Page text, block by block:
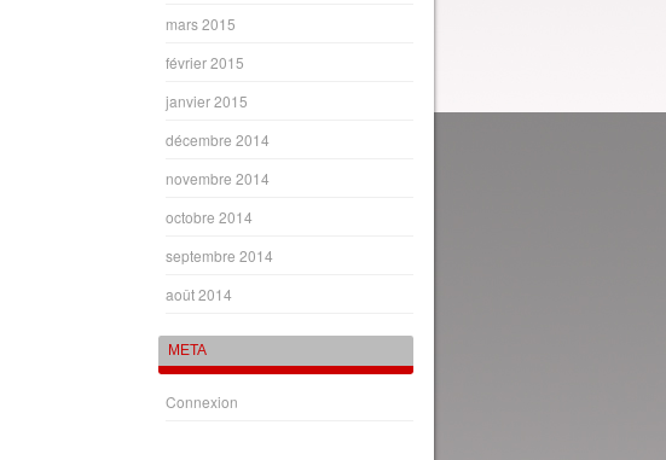
mars 2015
février 2015
janvier 2015
décembre 2014
novembre 2014
octobre 2014
septembre 2014
août 2014
META
Connexion